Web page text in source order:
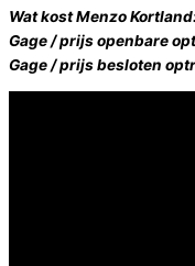
Wat kost Menzo
Gage / prijs openbare
Gage / prijs besloten